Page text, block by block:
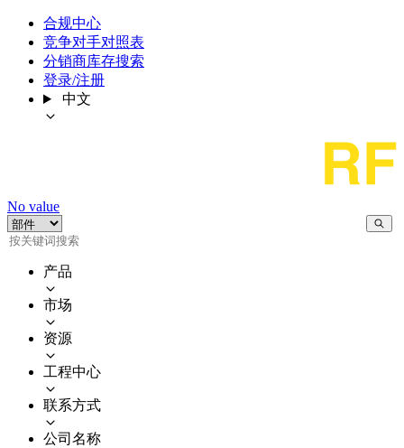
合规中心
竞争对手对照表
分销商库存搜索
登录/注册
中文
No value
产品
市场
资源
工程中心
联系方式
公司名称